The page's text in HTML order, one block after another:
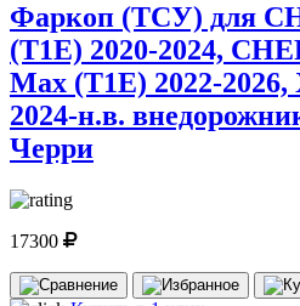
Фаркоп (ТСУ) для
(T1E) 2020-2024,
Max (T1E) 2022-2026,
2024-н.в.
Черри
17300